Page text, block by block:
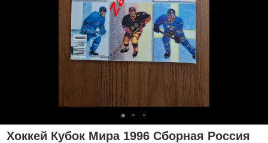
Хоккей Кубок Мира 1996 Сборная Россия